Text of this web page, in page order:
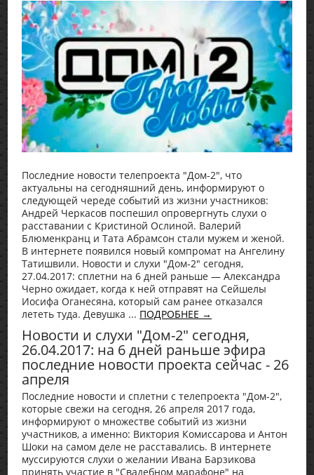
Последние новости телепроекта "Дом-2", что
актуальны на сегодняшний день, информируют о
следующей череде событий из жизни участников:
Андрей Черкасов поспешил опровергнуть слухи о
расставании с Кристиной Ослиной. Валерий
Блюменкранц и Тата Абрамсон стали мужем и женой.
В интернете появился новый компромат на Ангелину
Татишвили. Новости и слухи "Дом-2" сегодня,
27.04.2017: сплетни на 6 дней раньше — Александра
Черно ожидает, когда к ней отправят на Сейшелы
Иосифа Оганесяна, который сам ранее отказался
лететь туда. Девушка ... ПОДРОБНЕЕ →
Новости и слухи "Дом-2" сегодня,
26.04.2017: на 6 дней раньше эфира
последние новости проекта сейчас - 26
апреля
Последние новости и сплетни с телепроекта "Дом-2",
которые свежи на сегодня, 26 апреля 2017 года,
информируют о множестве событий из жизни
участников, а именно: Виктория Комиссарова и Антон
Шоки на самом деле не расставались. В интернете
муссируются слухи о желании Ивана Барзикова
принять участие в "Свадебном марафоне" на